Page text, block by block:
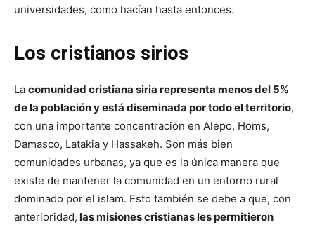
universidades, como hacían hasta entonces.
Los cristianos sirios
La comunidad cristiana siria representa menos del 5%
de la población y está diseminada por todo el territorio,
con una importante concentración en Alepo, Homs,
Damasco, Latakia y Hassakeh. Son más bien
comunidades urbanas, ya que es la única manera que
existe de mantener la comunidad en un entorno rural
dominado por el islam. Esto también se debe a que, con
anterioridad, las misiones cristianas les permitieron